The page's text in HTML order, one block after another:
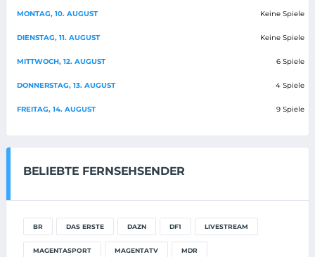
MONTAG, 10. AUGUST Keine Spiele
DIENSTAG, 11. AUGUST Keine Spiele
MITTWOCH, 12. AUGUST 6 Spiele
DONNERSTAG, 13. AUGUST 4 Spiele
FREITAG, 14. AUGUST 9 Spiele
BELIEBTE FERNSEHSENDER
BR DAS ERSTE DAZN DF1 LIVESTREAM
MAGENTASPORT MAGENTATV MDR